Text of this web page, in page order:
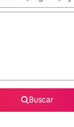
Buscar